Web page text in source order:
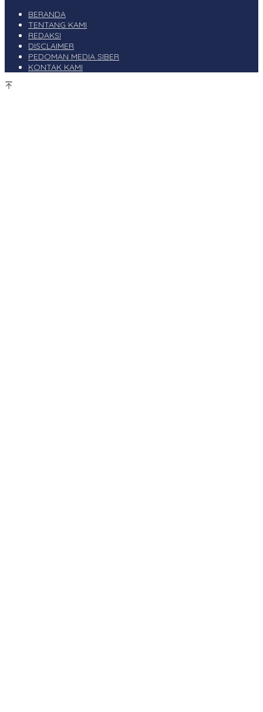
BERANDA
TENTANG KAMI
REDAKSI
DISCLAIMER
PEDOMAN MEDIA SIBER
KONTAK KAMI